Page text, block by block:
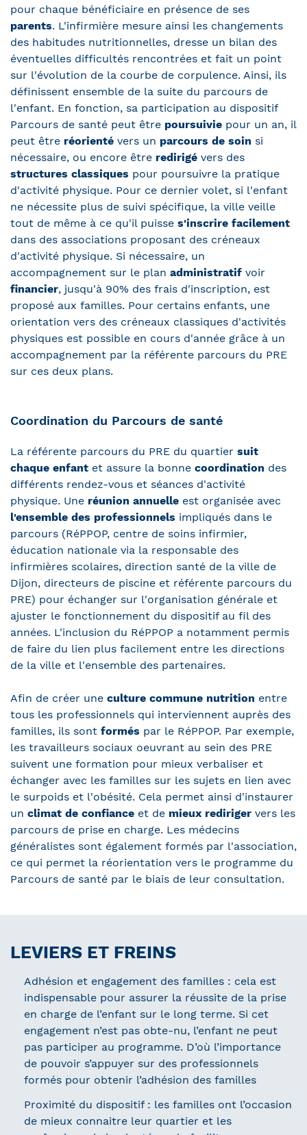
pour chaque bénéficiaire en présence de ses
parents. L'infirmière mesure ainsi les changements
des habitudes nutritionnelles, dresse un bilan des
éventuelles difficultés rencontrées et fait un point
sur l'évolution de la courbe de corpulence. Ainsi, ils
définissent ensemble de la suite du parcours de
l'enfant. En fonction, sa participation au dispositif
Parcours de santé peut être poursuivie pour un an, il
peut être réorienté vers un parcours de soin si
nécessaire, ou encore être redirigé vers des
structures classiques pour poursuivre la pratique
d'activité physique. Pour ce dernier volet, si l'enfant
ne nécessite plus de suivi spécifique, la ville veille
tout de même à ce qu'il puisse s'inscrire facilement
dans des associations proposant des créneaux
d'activité physique. Si nécessaire, un
accompagnement sur le plan administratif voir
financier, jusqu'à 90% des frais d'inscription, est
proposé aux familles. Pour certains enfants, une
orientation vers des créneaux classiques d'activités
physiques est possible en cours d'année grâce à un
accompagnement par la référente parcours du PRE
sur ces deux plans.
Coordination du Parcours de santé
La référente parcours du PRE du quartier suit
chaque enfant et assure la bonne coordination des
différents rendez-vous et séances d'activité
physique. Une réunion annuelle est organisée avec
l'ensemble des professionnels impliqués dans le
parcours (RéPPOP, centre de soins infirmier,
éducation nationale via la responsable des
infirmières scolaires, direction santé de la ville de
Dijon, directeurs de piscine et référente parcours du
PRE) pour échanger sur l'organisation générale et
ajuster le fonctionnement du dispositif au fil des
années. L'inclusion du RéPPOP a notamment permis
de faire du lien plus facilement entre les directions
de la ville et l'ensemble des partenaires.
Afin de créer une culture commune nutrition entre
tous les professionnels qui interviennent auprès des
familles, ils sont formés par le RéPPOP. Par exemple,
les travailleurs sociaux oeuvrant au sein des PRE
suivent une formation pour mieux verbaliser et
échanger avec les familles sur les sujets en lien avec
le surpoids et l'obésité. Cela permet ainsi d'instaurer
un climat de confiance et de mieux rediriger vers les
parcours de prise en charge. Les médecins
généralistes sont également formés par l'association,
ce qui permet la réorientation vers le programme du
Parcours de santé par le biais de leur consultation.
LEVIERS ET FREINS
Adhésion et engagement des familles : cela est
indispensable pour assurer la réussite de la prise
en charge de l’enfant sur le long terme. Si cet
engagement n’est pas obte-nu, l’enfant ne peut
pas participer au programme. D’où l’importance
de pouvoir s’appuyer sur des professionnels
formés pour obtenir l’adhésion des familles
Proximité du dispositif : les familles ont l’occasion
de mieux connaitre leur quartier et les